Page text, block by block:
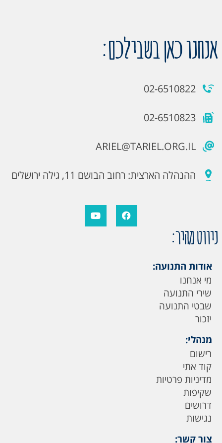
אנחנו כאן בשבילכם:
02-6510822
02-6510823
ARIEL@TARIEL.ORG.IL
ההנהלה הארצית: רחוב הבושם 11, גילה ירושלים
ניווט מהיר:
אודות התנועה:
מי אנחנו
שירי התנועה
שבטי התנועה
יזכור
מנהלי:
רישום
קוד אתי
מדיניות פרטיות
שקיפות
דרושים
נגישות
צור קשר: